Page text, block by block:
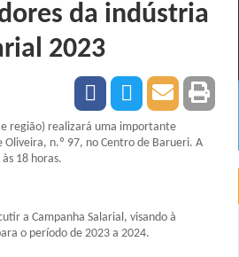
da indústria
2023
e região) realizará uma importante
Oliveira, n.º 97, no Centro de Barueri. A
18 horas.
a Campanha Salarial, visando à
o período de 2023 a 2024.